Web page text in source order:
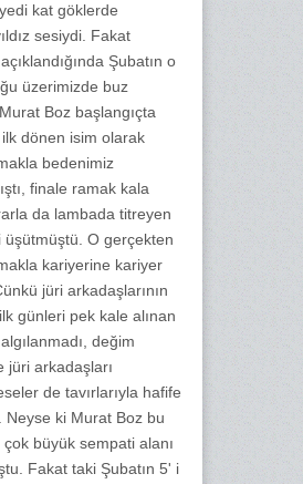
kat göklerde
sesiydi. Fakat
Şubatın o
üzerimizde buz
Boz başlangıçta
dönen isim olarak
bedenimiz
finale ramak kala
da lambada titreyen
üşütmüştü. O gerçekten
kariyerine kariyer
jüri arkadaşlarının
günleri pek kale alınan
değim
jüri arkadaşları
de tavırlarıyla hafife
Neyse ki Murat Boz bu
büyük sempati alanı
Fakat taki Şubatın 5' i